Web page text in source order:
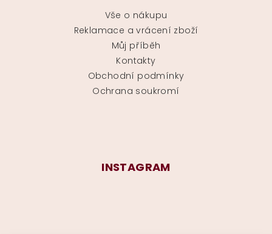
Vše o nákupu
Reklamace a vrácení zboží
Můj příběh
Kontakty
Obchodní podmínky
Ochrana soukromí
INSTAGRAM